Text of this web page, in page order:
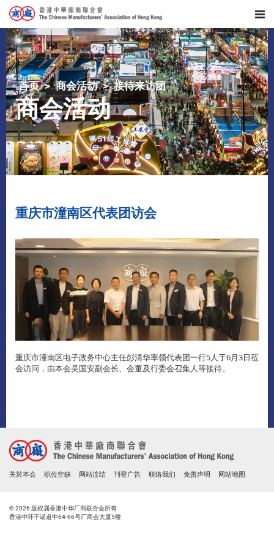
首页 商会活动 接待来访团
商会活动
重庆市潼南区代表团访会
重庆市潼南区电子政务中心主任彭清华率领代表团一行5人于6月3日莅
会访问，由本会吴国安副会长、会董及行委会召集人等接待。
关於本会 职位空缺 网站连结 刊登广告 联络我们 免责声明 网站地图
© 2026 版权属香港中华厂商联合会所有
香港中环干诺道中64-66号厂商会大厦5楼